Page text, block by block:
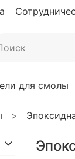
для смолы